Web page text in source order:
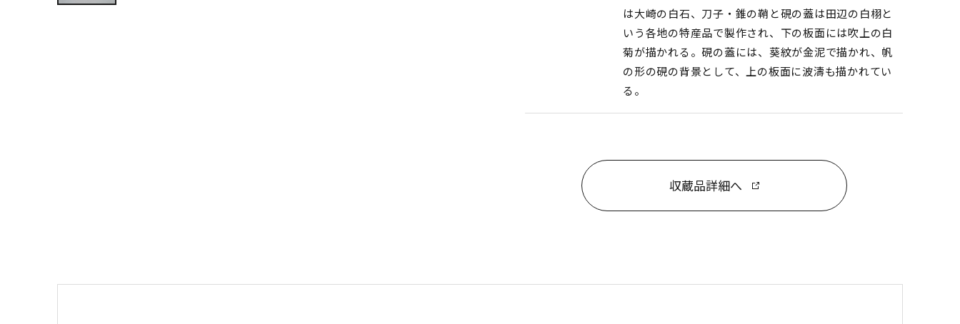
は大崎の白石、刀子・錐の鞘と硯の蓋は田辺の白栩と
いう各地の特産品で製作され、下の板面には吹上の白
菊が描かれる。硯の蓋には、葵紋が金泥で描かれ、帆
の形の硯の背景として、上の板面に波濤も描かれてい
る。
収蔵品詳細へ